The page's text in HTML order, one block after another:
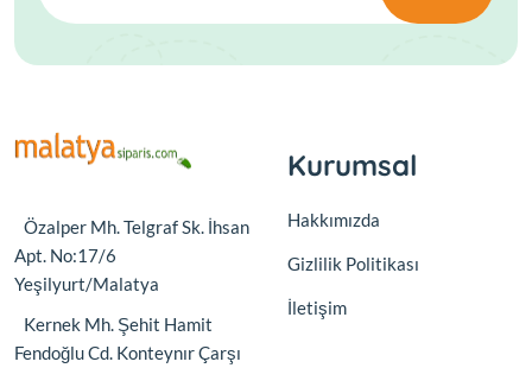
Özalper Mh. Telgraf Sk. İhsan
Apt. No:17/6
Yeşilyurt/Malatya
Kernek Mh. Şehit Hamit
Fendoğlu Cd. Konteynır Çarşı
Kurumsal
Hakkımızda
Gizlilik Politikası
İletişim